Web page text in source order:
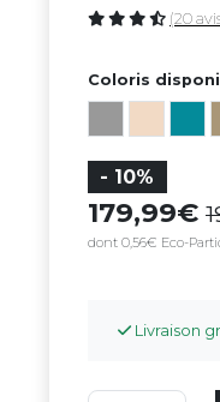
(20
Coloris
- 10%
179,99
dont 0,56€ Eco-
Livraison